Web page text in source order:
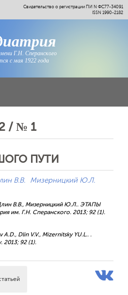
Свидетельство о регистрации ПИ N ФС77-34091
ISSN 1990-2182
Г.Н. Сперанского
с мая 1922 года
/ № 1
ПУТИ
В.В. Мизерницкий Ю.Л.
В.В., Мизерницкий Ю.Л.. ЭТАПЫ
им. Г.Н. Сперанского. 2013; 92 (1).
Dlin V.V., Mizernitsky YU.L.. .
2013; 92 (1).